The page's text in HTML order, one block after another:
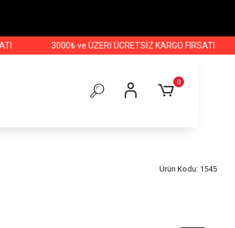
3000₺ ve ÜZERİ ÜCRETSİZ KARGO FIRSATI
0
Ürün Kodu: 1545